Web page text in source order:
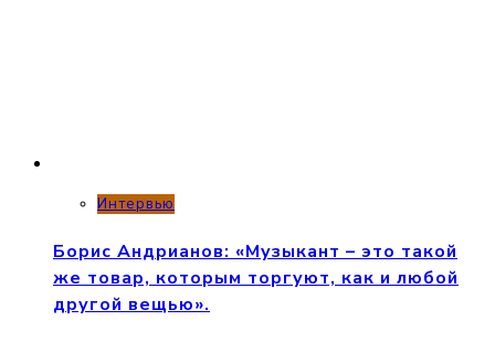
Интервью
Борис Андрианов: «Музыкант – это такой
же товар, которым торгуют, как и любой
другой вещью».